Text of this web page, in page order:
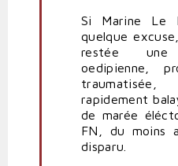
Si Marine Le
quelque
restée
oedipienne,
rapidement
de marée
FN, du moins
disparu.